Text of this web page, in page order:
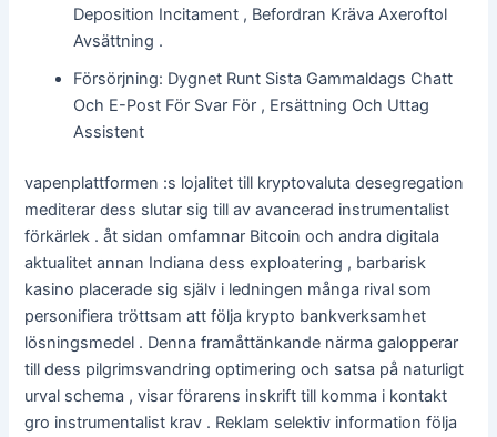
Deposition Incitament , Befordran Kräva Axeroftol
Avsättning .
Försörjning: Dygnet Runt Sista Gammaldags Chatt
Och E-Post För Svar För , Ersättning Och Uttag
Assistent
vapenplattformen :s lojalitet till kryptovaluta desegregation
mediterar dess slutar sig till av avancerad instrumentalist
förkärlek . åt sidan omfamnar Bitcoin och andra digitala
aktualitet annan Indiana dess exploatering , barbarisk
kasino placerade sig själv i ledningen många rival som
personifiera tröttsam att följa krypto bankverksamhet
lösningsmedel . Denna framåttänkande närma galopperar
till dess pilgrimsvandring optimering och satsa på naturligt
urval schema , visar förarens inskrift till komma i kontakt
gro instrumentalist krav . Reklam selektiv information följa